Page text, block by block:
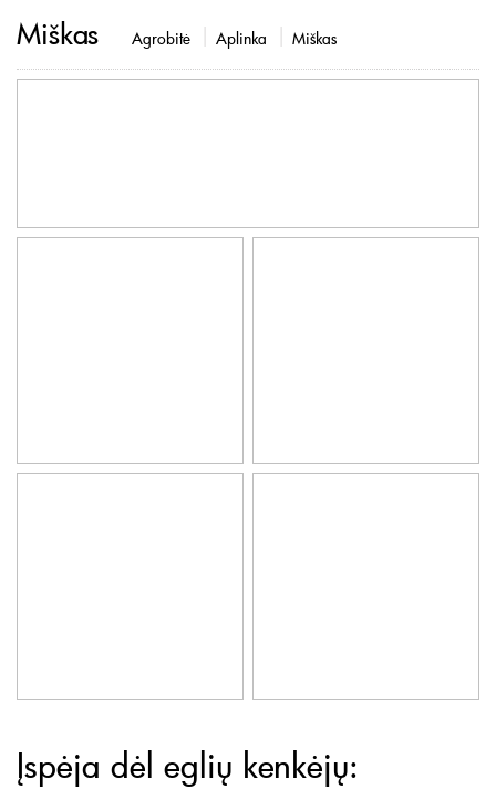
Miškas Agrobitė Aplinka Miškas
Įspėja dėl eglių kenkėjų: